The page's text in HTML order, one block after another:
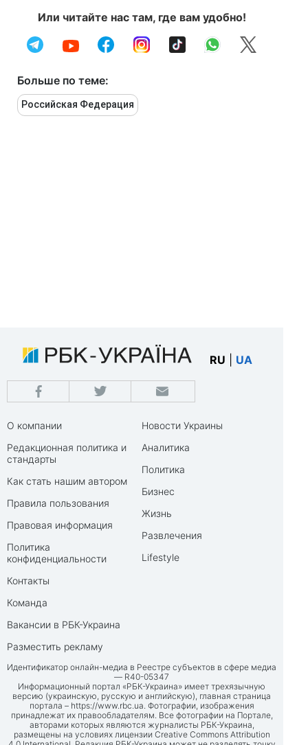
Или читайте нас там, где вам удобно!
Больше по теме:
Российская Федерация
RU UA
О компании
Редакционная политика и
стандарты
Как стать нашим автором
Правила пользования
Правовая информация
Политика
конфиденциальности
Контакты
Команда
Вакансии в РБК-Украина
Разместить рекламу
Новости Украины
Аналитика
Политика
Бизнес
Жизнь
Развлечения
Lifestyle
Идентификатор онлайн-медиа в Реестре субъектов в сфере медиа
— R40-05347
Информационный портал «РБК-Украина» имеет трехязычную
версию (украинскую, русскую и английскую), главная страница
портала – https://www.rbc.ua. Фотографии, изображения
принадлежат их правообладателям. Все фотографии на Портале,
авторами которых являются журналисты РБК-Украина,
размещены на условиях лицензии Creative Commons Attribution